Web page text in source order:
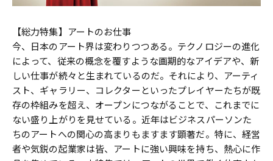
【総力特集】アートのお仕事
今、日本のアート界は変わりつつある。テクノロジーの進化
によって、従来の概念を覆すような画期的なアイデアや、新
しい仕事が続々と生まれているのだ。それにより、アーティ
スト、ギャラリー、コレクターといったプレイヤーたちが既
存の枠組みを超え、オープンにつながることで、これまでに
ない盛り上がりを見せている。近年はビジネスパーソンた
ちのアートへの関心の高まりもますます顕著だ。特に、経営
者や気鋭の起業家は皆、アートに強い興味を持ち、熱心に作